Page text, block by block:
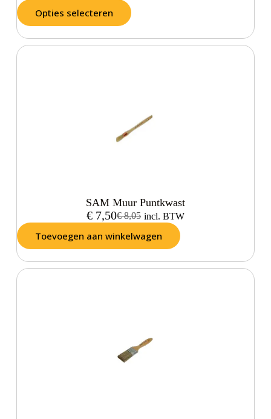
Opties selecteren
SAM Muur Puntkwast
€8,05
€7,50 incl. BTW
Toevoegen aan winkelwagen